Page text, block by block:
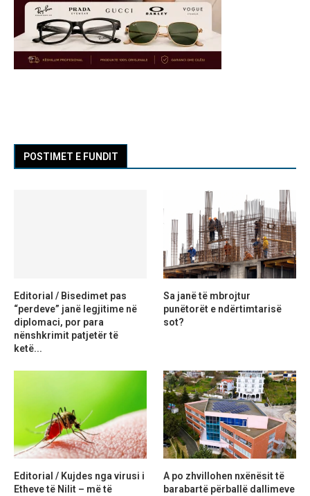
POSTIMET E FUNDIT
Editorial / Bisedimet pas
“perdeve” janë legjitime në
diplomaci, por para
nënshkrimit patjetër të
ketë...
Sa janë të mbrojtur
punëtorët e ndërtimtarisë
sot?
Editorial / Kujdes nga virusi i
Etheve të Nilit – më të
A po zhvillohen nxënësit të
barabartë përballë dallimeve